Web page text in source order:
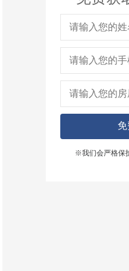
※我们会严格保